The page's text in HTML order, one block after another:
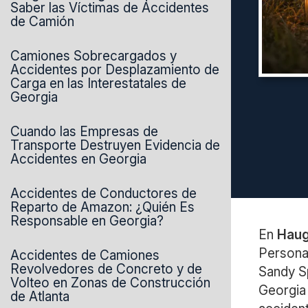
Saber las Víctimas de Accidentes
de Camión
Camiones Sobrecargados y
Accidentes por Desplazamiento de
Carga en las Interestatales de
Georgia
Cuando las Empresas de
Transporte Destruyen Evidencia de
Accidentes en Georgia
Accidentes de Conductores de
Reparto de Amazon: ¿Quién Es
Responsable en Georgia?
Accidentes de Camiones
Revolvedores de Concreto y de
Volteo en Zonas de Construcción
de Atlanta
En
Sandy